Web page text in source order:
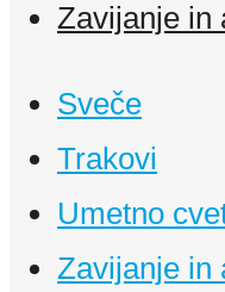
Zavijanje in
Sveče
Trakovi
Umetno
Zavijanje in